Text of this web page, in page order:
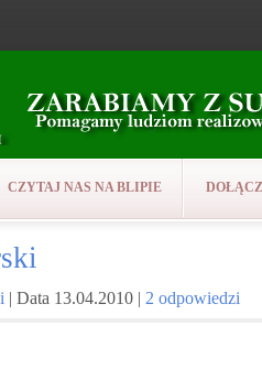
CZYTAJ NAS NA BLIPIE
| Data 13.04.2010 | 2 odpowiedzi